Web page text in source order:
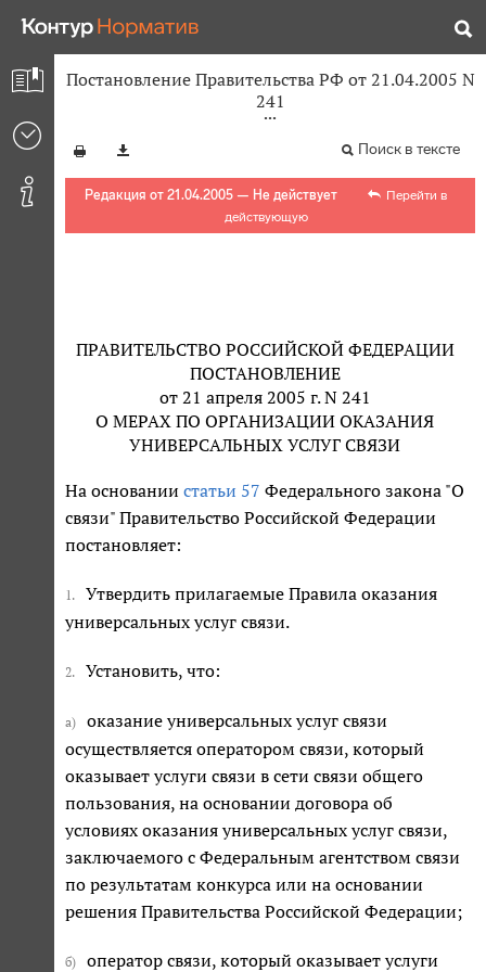
Постановление Правительства РФ от 21.04.2005 N
241
Поиск в тексте
Редакция от 21.04.2005 — Не действует
Перейти в
действующую
ПРАВИТЕЛЬСТВО РОССИЙСКОЙ ФЕДЕРАЦИИ
ПОСТАНОВЛЕНИЕ
от 21 апреля 2005 г. N 241
О МЕРАХ ПО ОРГАНИЗАЦИИ ОКАЗАНИЯ
УНИВЕРСАЛЬНЫХ УСЛУГ СВЯЗИ
На основании статьи 57 Федерального закона "О
связи" Правительство Российской Федерации
постановляет:
1.
Утвердить прилагаемые Правила оказания
универсальных услуг связи.
2. Установить, что:
а)
оказание универсальных услуг связи
осуществляется оператором связи, который
оказывает услуги связи в сети связи общего
пользования, на основании договора об
условиях оказания универсальных услуг связи,
заключаемого с Федеральным агентством связи
по результатам конкурса или на основании
решения Правительства Российской Федерации;
б) оператор связи, который оказывает услуги